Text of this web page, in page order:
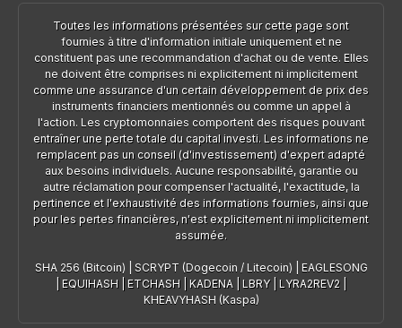
Toutes les informations présentées sur cette page sont
fournies à titre d'information initiale uniquement et ne
constituent pas une recommandation d'achat ou de vente. Elles
ne doivent être comprises ni explicitement ni implicitement
comme une assurance d'un certain développement de prix des
instruments financiers mentionnés ou comme un appel à
l'action. Les cryptomonnaies comportent des risques pouvant
entraîner une perte totale du capital investi. Les informations ne
remplacent pas un conseil (d'investissement) d'expert adapté
aux besoins individuels. Aucune responsabilité, garantie ou
autre réclamation pour compenser l'actualité, l'exactitude, la
pertinence et l'exhaustivité des informations fournies, ainsi que
pour les pertes financières, n'est explicitement ni implicitement
assumée.
SHA 256 (Bitcoin) SCRYPT (Dogecoin / Litecoin)
EAGLESONG
EQUIHASH ETCHASH KADENA LBRY| LYRA2REV2
KHEAVYHASH (Kaspa)